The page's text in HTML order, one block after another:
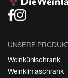
UNSERE
Weinkühlschrank
Weinklimaschrank